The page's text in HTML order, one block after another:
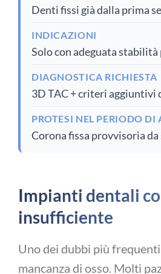
Denti fissi già dalla prima
INDICAZIONI
Solo con adeguata
DIAGNOSTICA RICHIESTA
3D TAC + criteri aggiuntivi
PROTESI NEL PERIODO DI
Corona fissa provvisoria
Impianti dentali
insufficiente
Uno dei dubbi più
mancanza di osso. Molti